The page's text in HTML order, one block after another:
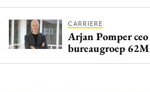
CARRIERE
Arjan Pomper
bureaugroep